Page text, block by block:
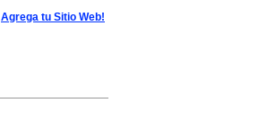
Agrega tu Sitio Web!